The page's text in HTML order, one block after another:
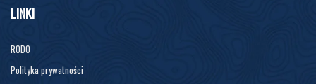
LINKI
RODO
Polityka prywatności